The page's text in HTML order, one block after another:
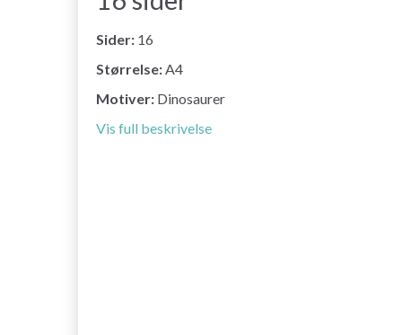
Sider: 16
Størrelse:A4
Motiver: Dinosaurer
Vis full beskrivelse